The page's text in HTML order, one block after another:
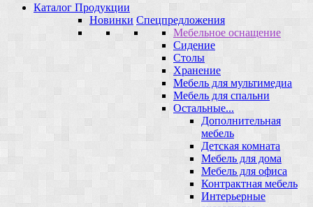
Каталог Продукции
Новинки Спецпредложения
Мебельное оснащение
Сидение
Столы
Хранение
Мебель для мультимедиа
Мебель для спальни
Остальные...
Дополнительная
мебель
Детская комната
Мебель для дома
Мебель для офиса
Контрактная мебель
Интерьерные